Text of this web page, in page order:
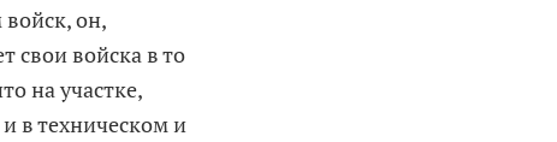
он,
свои войска в то
на участке,
в техническом и